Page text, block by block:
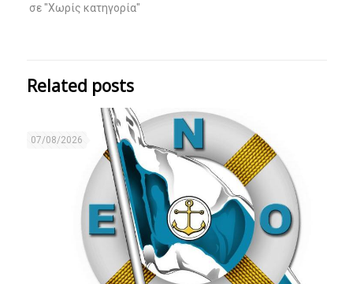
σε "Χωρίς κατηγορία"
Related posts
07/08/2026